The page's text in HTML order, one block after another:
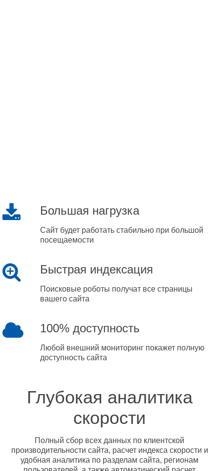
Большая нагрузка
Сайт будет работать стабильно при большой
посещаемости
Быстрая индексация
Поисковые роботы получат все страницы
вашего сайта
100% доступность
Любой внешний мониторинг покажет полную
доступность сайта
Глубокая аналитика
скорости
Полный сбор всех данных по клиентской
производительности сайта, расчет индекса скорости и
удобная аналитика по разделам сайта, регионам